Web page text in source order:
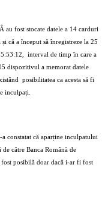
au fost stocate datele a 14 carduri
că a început să înregistreze la 25
interval de timp în care a
dispozitivul a memorat datele
posibilitatea ca acesta să fi
inculpați.
a constatat că aparține inculpatului
către Banca Română de
fost posibilă doar dacă i-ar fi fost